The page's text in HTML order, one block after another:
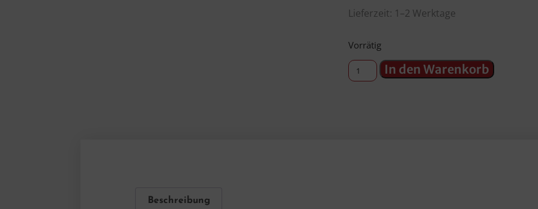
Lieferzeit: 1–2 Werktage
Vorrätig
In den Warenkorb
Beschreibung